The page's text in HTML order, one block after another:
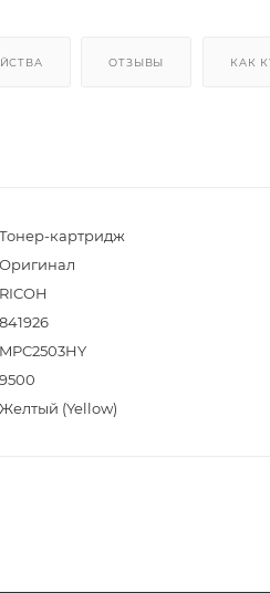
ОТЗЫВЫ КАК
Тонер-картридж
Оригинал
RICOH
841926
MPC2503HY
9500
Желтый (Yellow)